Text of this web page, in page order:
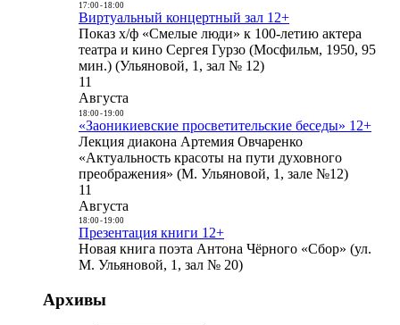
17:00- 18:00
Виртуальный концертный зал 12+
Показ х/ф «Смелые люди» к 100-летию актера
театра и кино Сергея Гурзо (Мосфильм, 1950, 95
мин.) (Ульяновой, 1, зал № 12)
11
Августа
18:00- 19:00
«Заоникиевские просветительские беседы» 12+
Лекция диакона Артемия Овчаренко
«Актуальность красоты на пути духовного
преображения» (М. Ульяновой, 1, зале №12)
11
Августа
18:00- 19:00
Презентация книги 12+
Новая книга поэта Антона Чёрного «Сбор» (ул.
М. Ульяновой, 1, зал № 20)
Архивы